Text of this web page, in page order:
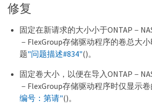
修复
固定在新请求的大小小于ONTAP－
－FlexGroup存储驱动程序的卷总大
题"问题描述#834"()。
固定卷大小，以便在导入ONTAP－
－FlexGroup存储驱动程序时仅显示
编号：第请"()。